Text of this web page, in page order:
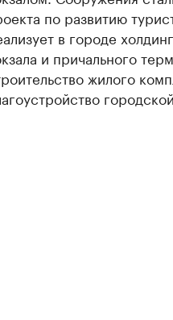
по развитию
в городе
и причального
жилого